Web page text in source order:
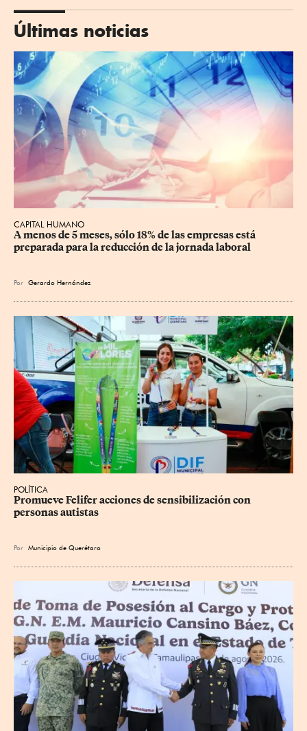
Últimas noticias
CAPITAL HUMANO
A menos de 5 meses, sólo 18% de las empresas está
preparada para la reducción de la jornada laboral
Por Gerardo Hernández
POLÍTICA
Promueve Felifer acciones de sensibilización con
personas autistas
Por Municipio de Querétaro